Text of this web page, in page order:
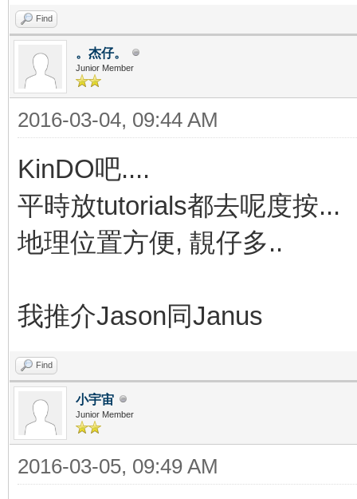
Find
。杰仔。
Junior Member
2016-03-04, 09:44 AM
KinDO吧....
平時放tutorials都去呢度按...
地理位置方便, 靚仔多..
我推介Jason同Janus
Find
小宇宙
Junior Member
2016-03-05, 09:49 AM